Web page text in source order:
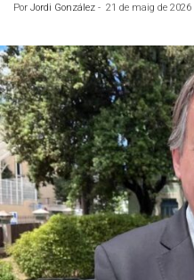
Por Jordi González - 21 de maig de 2026